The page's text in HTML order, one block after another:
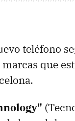
teléfono
que